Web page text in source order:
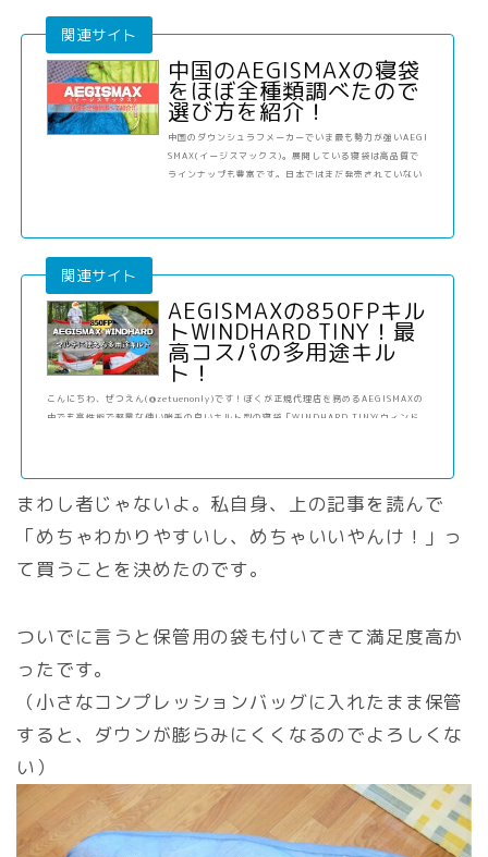
中国のAEGISMAXの寝袋
をほぼ全種類調べたので
選び方を紹介！
中国のダウンシュラフメーカーでいま最も勢力が強いAEGI
SMAX(イージスマックス)。展開している寝袋は高品質で
ラインナップも豊富です。日本ではまだ発売されていない
AEGISMAXの850FPキル
トWINDHARD TINY！最
高コスパの多用途キル
ト！
こんにちわ、ぜつえん(@zetuenonly)です！ぼくが正規代理店を務めるAEGISMAXの
中でも高性能で軽量な使い勝手の良いキルト型の寝袋「WINDHARD TINY(ウィンド
まわし者じゃないよ。私自身、上の記事を読んで
「めちゃわかりやすいし、めちゃいいやんけ！」っ
て買うことを決めたのです。
ついでに言うと保管用の袋も付いてきて満足度高か
ったです。
（小さなコンプレッションバッグに入れたまま保管
すると、ダウンが膨らみにくくなるのでよろしくな
い）